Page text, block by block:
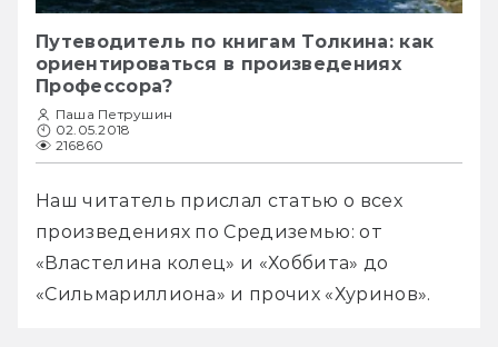
Путеводитель по книгам Толкина: как
ориентироваться в произведениях
Профессора?
Паша Петрушин
02.05.2018
216860
Наш читатель прислал статью о всех
произведениях по Средиземью: от
«Властелина колец» и «Хоббита» до
«Сильмариллиона» и прочих «Хуринов».